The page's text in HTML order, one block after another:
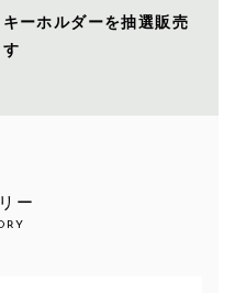
ーホルダーを抽選販売
ー